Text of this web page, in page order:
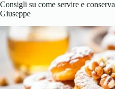
Consigli su come servire e
Giuseppe